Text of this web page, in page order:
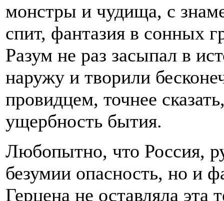
монстры и чудища, с
спит, фантазия в сонных
Разум не раз засыпал в
наружу и творили
провидцем, точнее
ущербность бытия.
Любопытно, что Россия,
безумии опасность, но и
Герцена не оставляла эта